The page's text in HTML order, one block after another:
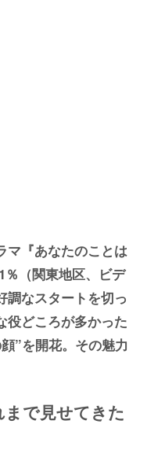
マ『あなたのことは
％（関東地区、ビデ
調なスタートを切っ
役どころが多かった
”を開花。その魅力
で見せてきた